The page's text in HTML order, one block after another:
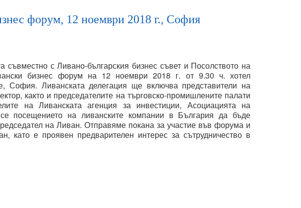
форум, 12 ноември 2018 г., София
съвместно с Ливано-българския бизнес съвет и Посолството на
бизнес форум на 12 ноември 2018 г. от 9.30 ч. хотел
София. Ливанската делегация ще включва представители на
както и председателите на търговско-промишлените палати
на Ливанската агенция за инвестиции, Асоциацията на
посещението на ливанските компании в България да бъде
на Ливан. Отправяме покана за участие във форума и
като е проявен предварителен интерес за сътрудничество в